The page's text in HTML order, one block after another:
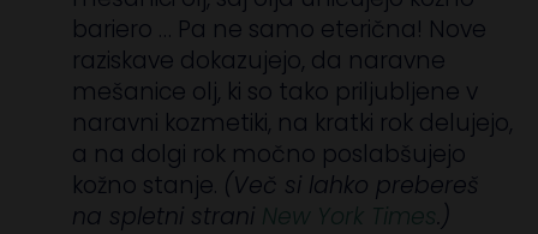
bariero … Pa ne samo eterična! Nove
raziskave dokazujejo, da naravne
mešanice olj, ki so tako priljubljene v
naravni kozmetiki, na kratki rok delujejo,
a na dolgi rok močno poslabšujejo
kožno stanje. (Več si lahko prebereš
na spletni strani New York Times.)